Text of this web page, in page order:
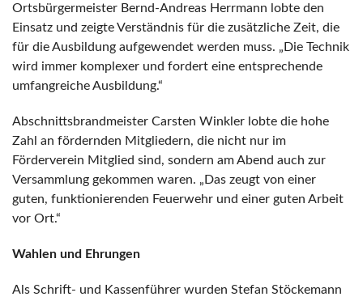
Ortsbürgermeister Bernd-Andreas Herrmann lobte den
Einsatz und zeigte Verständnis für die zusätzliche Zeit, die
für die Ausbildung aufgewendet werden muss. „Die Technik
wird immer komplexer und fordert eine entsprechende
umfangreiche Ausbildung.“
Abschnittsbrandmeister Carsten Winkler lobte die hohe
Zahl an fördernden Mitgliedern, die nicht nur im
Förderverein Mitglied sind, sondern am Abend auch zur
Versammlung gekommen waren. „Das zeugt von einer
guten, funktionierenden Feuerwehr und einer guten Arbeit
vor Ort.“
Wahlen und Ehrungen
Als Schrift- und Kassenführer wurden Stefan Stöckemann